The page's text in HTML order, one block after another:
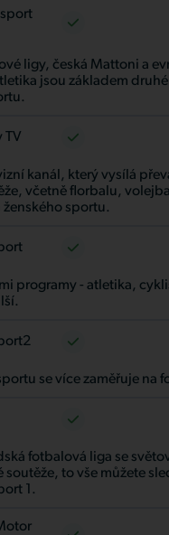
ligy, česká Mattoni a
jsou základem
TV
kanál, který vysílá
včetně florbalu,
ženského sportu.
programy - atletika,
se více zaměřuje na
fotbalová liga se
soutěže, to vše můžete
1.